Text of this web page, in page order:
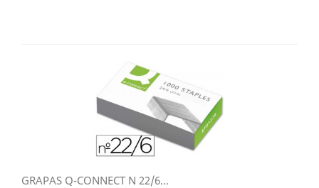
GRAPAS Q-CONNECT N 22/6...